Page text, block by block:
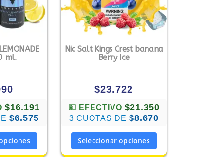
ml.
$16.191
$6.575
Nic Salt Kings Crest banana
Berry Ice
$23.722
💵 EFECTIVO $21.350
3 CUOTAS DE $8.670
Seleccionar opciones